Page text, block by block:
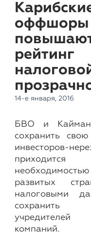
оффшоры
рейтинг
14-е января, 2016
БВО и
сохранить
инвесторов-
приходится
развитых
налоговыми
сохранить
компаний.